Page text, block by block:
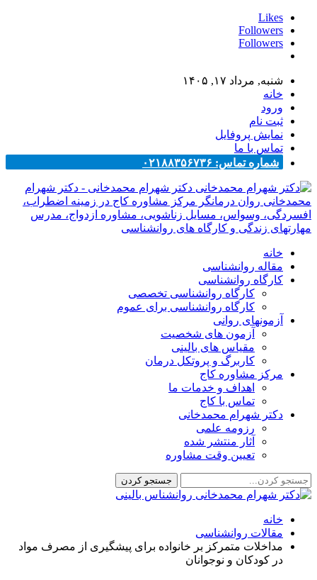
Likes
Followers
Followers
شنبه, مرداد ۱۷, ۱۴۰۵
خانه
ورود
ثبت نام
نمایش پروفایل
تماس با ما
شماره تماس: ۰۲۱۸۸۳۵۶۷۳۶
دکتر شهرام محمدخانی - دکتر شهرام
محمدخانی روان درمانگر مرکز مشاوره کاج در زمینه اضطراب،
افسردگی، وسواس، مسایل زناشویی، مشاوره ازدواج، مدرس
مهارتهای زندگی و کارگاه های روانشناسی
خانه
مقاله روانشناسی
کارگاه روانشناسی
کارگاه روانشناسی تخصصی
کارگاه روانشناسی برای عموم
آزمونهای روانی
آزمون های شخصیت
مقیاس های بالینی
کاربرگ و پروتکل درمان
مرکز مشاوره کاج
اهداف و خدمات ما
تماس با کاج
دکتر شهرام محمدخانی
رزومه علمی
آثار منتشر شده
تعیین وقت مشاوره
خانه
مقالات روانشناسی
مداخلات متمرکز بر خانواده برای پیشگیری از مصرف مواد
در کودکان و نوجوانان